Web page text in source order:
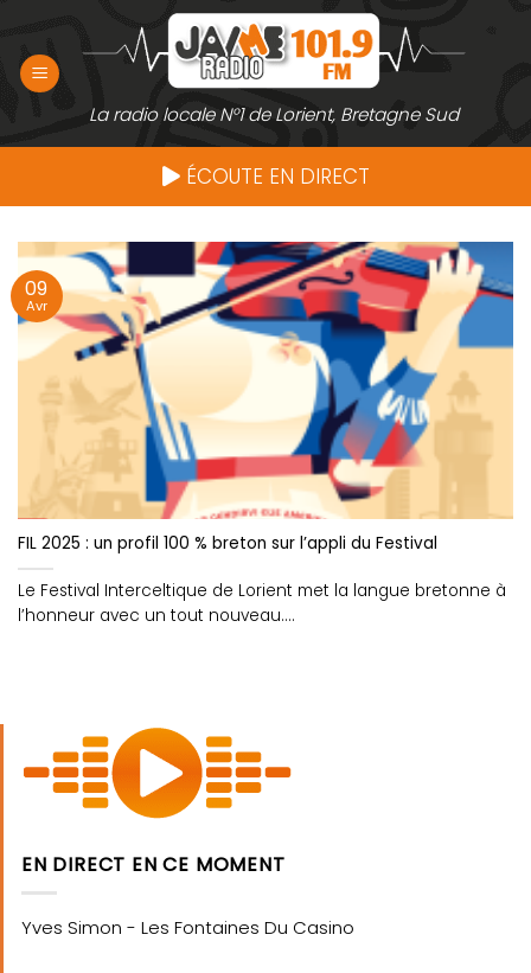
contenu
La radio locale N°1 de Lorient, Bretagne Sud
ÉCOUTE EN DIRECT
FIL 2025 : un profil 100 % breton sur l’appli du Festival
Le Festival Interceltique de Lorient met la langue bretonne à
l’honneur avec un tout nouveau....
09
Avr
EN DIRECT EN CE MOMENT